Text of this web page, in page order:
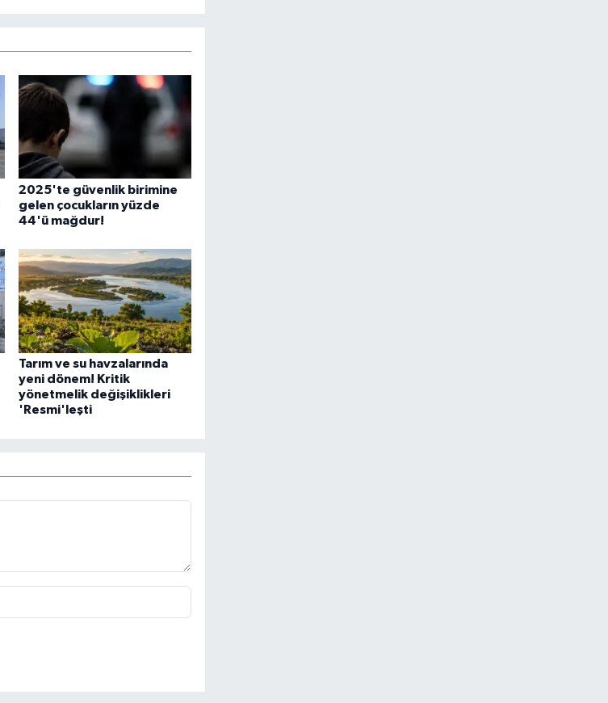
2025'te güvenlik birimine
gelen çocukların yüzde
44'ü mağdur!
Tarım ve su havzalarında
yeni dönem! Kritik
yönetmelik değişiklikleri
'Resmi'leşti